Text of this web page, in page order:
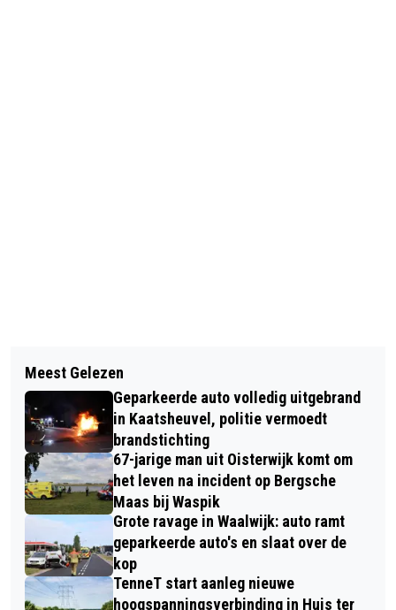
DORPSKAMER GENIET VAN MUZIKAAL
OPTREDEN VAN DANIQUE UIT LOON OP
ZAND
POLITIE ONDERZOEKT REEKS
WONINGINBRAKEN IN WASPIK
Meest Gelezen
Geparkeerde auto volledig uitgebrand
in Kaatsheuvel, politie vermoedt
brandstichting
67-jarige man uit Oisterwijk komt om
het leven na incident op Bergsche
Maas bij Waspik
Grote ravage in Waalwijk: auto ramt
geparkeerde auto's en slaat over de
kop
TenneT start aanleg nieuwe
hoogspanningsverbinding in Huis ter